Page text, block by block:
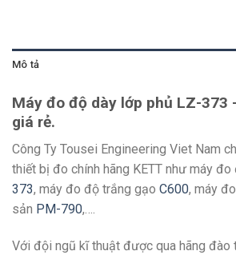
Mô tả
Máy đo độ dày lớp phủ LZ-373
giá rẻ.
Công Ty Tousei Engineering Viet Nam
thiết bị đo chính hãng KETT như máy
373, máy đo độ trắng gạo C600, máy
sản PM-790,….
Với đội ngũ kĩ thuật được qua hãng đào